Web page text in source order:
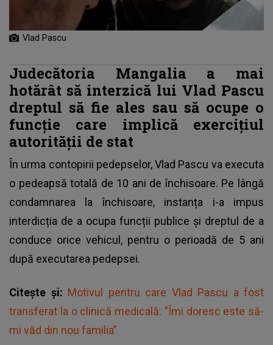
Vlad Pascu
Judecătoria Mangalia a mai
hotărât să interzică lui Vlad Pascu
dreptul să fie ales sau să ocupe o
funcţie care implică exerciţiul
autorităţii de stat
În urma contopirii pedepselor,Vlad Pascu va executa
o pedeapsă totală de 10 ani de închisoare. Pe lângă
condamnarea la închisoare, instanța i-a impus
interdicția de a ocupa funcții publice și dreptul de a
conduce orice vehicul, pentru o perioadă de 5 ani
după executarea pedepsei.
Citește și: Motivul pentru care Vlad Pascu a fost
transferat la o clinică medicală: ”Îmi doresc este să-
mi văd din nou familia”